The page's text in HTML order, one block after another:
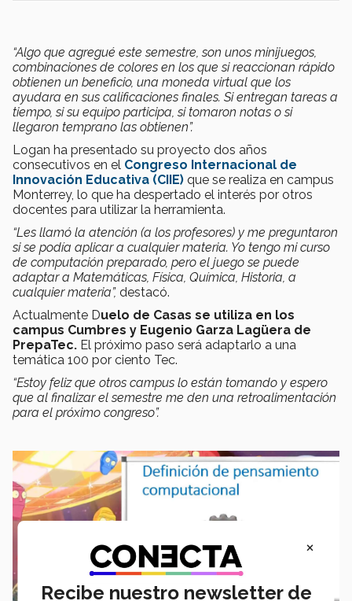
“Algo que agregué este semestre, son unos minijuegos,
combinaciones de colores en los que si reaccionan rápido
obtienen un beneficio, una moneda virtual que los
ayudara en sus calificaciones finales. Si entregan tareas a
tiempo, si su equipo participa, si tomaron notas o si
llegaron temprano las obtienen”.
Logan ha presentado su proyecto dos años
consecutivos en el Congreso Internacional de
Innovación Educativa (CIIE) que se realiza en campus
Monterrey, lo que ha despertado el interés por otros
docentes para utilizar la herramienta.
“Les llamó la atención (a los profesores) y me preguntaron
si se podía aplicar a cualquier materia. Yo tengo mi curso
de computación preparado, pero el juego se puede
adaptar a Matemáticas, Física, Química, Historia, a
cualquier materia”, destacó.
Actualmente Duelo de Casas se utiliza en los
campus Cumbres y Eugenio Garza Lagüera de
PrepaTec. El próximo paso será adaptarlo a una
temática 100 por ciento Tec.
“Estoy feliz que otros campus lo están tomando y espero
que al finalizar el semestre me den una retroalimentación
para el próximo congreso”.
×
Recibe nuestro newsletter de